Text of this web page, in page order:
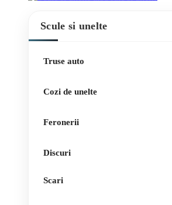
Scule si unelte
Truse auto
Cozi de unelte
Feronerii
Discuri
Scari